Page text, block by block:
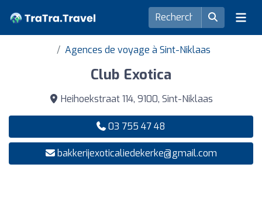
Agences de voyage à Sint-Niklaas
Club Exotica
Heihoekstraat 114, 9100, Sint-Niklaas
03 755 47 48
bakkerijexoticaliedekerke@gmail.com